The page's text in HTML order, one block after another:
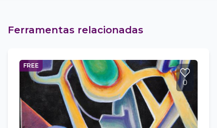
Ferramentas relacionadas
FREE
0